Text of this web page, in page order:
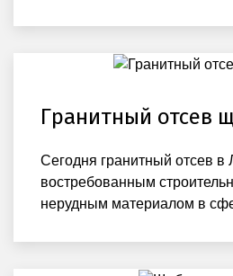
Гранитный отсев
Сегодня гранитный отсев в
востребованным
нерудным материалом в